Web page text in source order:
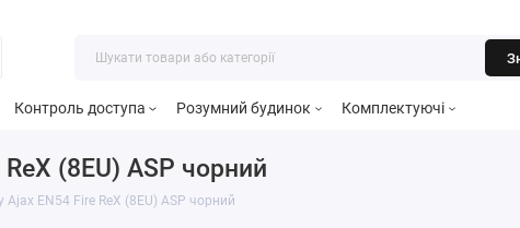
Контроль доступа Розумний будинок Комплектуючі
(8EU) ASP чорний
Ajax EN54 Fire ReX (8EU) ASP чорний